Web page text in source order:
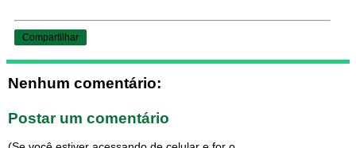
Compartilhar
Nenhum comentário:
Postar um comentário